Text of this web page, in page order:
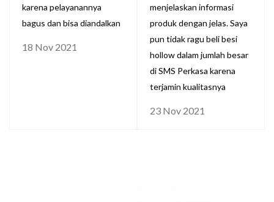
karena pelayanannya
bagus dan bisa diandalkan
18 Nov 2021
menjelaskan informasi
produk dengan jelas. Saya
pun tidak ragu beli besi
hollow dalam jumlah besar
di SMS Perkasa karena
terjamin kualitasnya
23 Nov 2021